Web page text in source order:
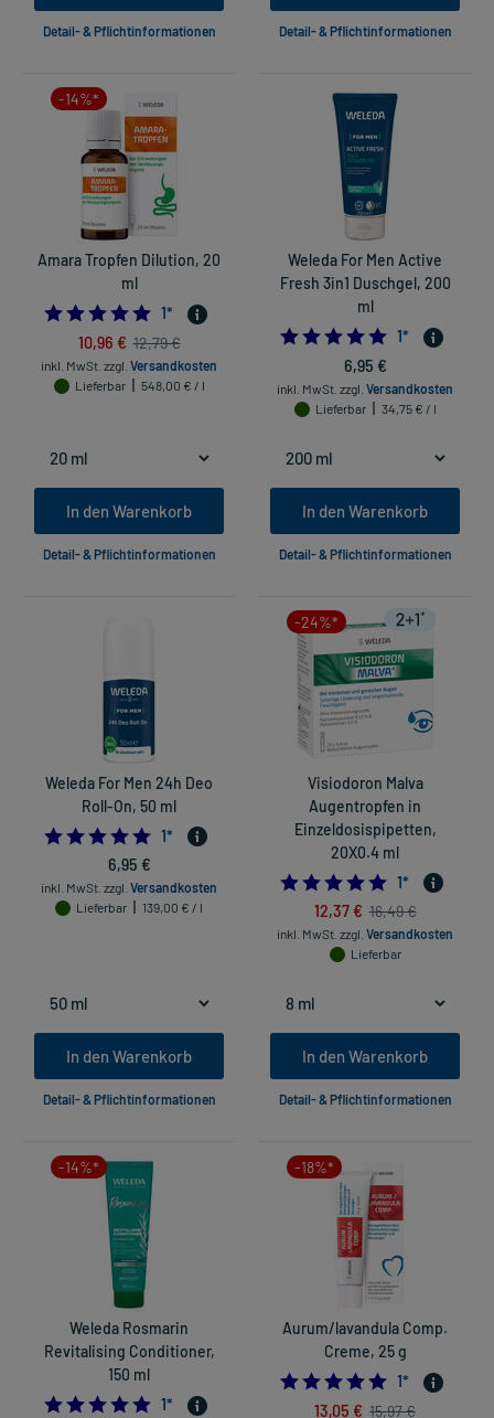
Detail- & Pflichtinformationen Detail- & Pflichtinformationen
-14%*
Amara Tropfen Dilution, 20
ml
5.0
1*
10,96 € 12,79 €
inkl. MwSt. zzgl. Versandkosten
Lieferbar
548,00 € / l
In den Warenkorb
Detail- & Pflichtinformationen
Weleda For Men Active
Fresh 3in1 Duschgel, 200
ml
5.0
1*
6,95 €
inkl. MwSt. zzgl. Versandkosten
Lieferbar
34,75 € / l
In den Warenkorb
Detail- & Pflichtinformationen
Weleda For Men 24h Deo
Roll-On, 50 ml
5.0
1*
6,95 €
inkl. MwSt. zzgl. Versandkosten
Lieferbar
139,00 € / l
In den Warenkorb
Detail- & Pflichtinformationen
-24%*
Visiodoron Malva
Augentropfen in
Einzeldosispipetten,
20X0.4 ml
5.0
1*
12,37 € 16,49 €
inkl. MwSt. zzgl. Versandkosten
Lieferbar
In den Warenkorb
Detail- & Pflichtinformationen
-14%*
Weleda Rosmarin
Revitalising Conditioner,
150 ml
5.0
1*
-18%*
Aurum/lavandula Comp.
Creme, 25 g
5.0
1*
13,05 € 15,97 €